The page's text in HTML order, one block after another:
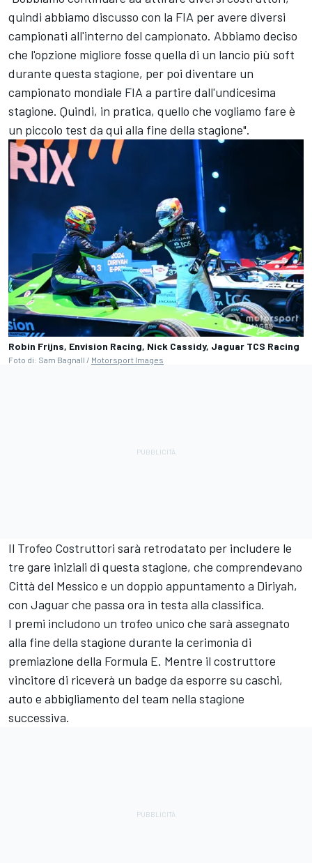
quindi abbiamo discusso con la FIA per avere diversi
campionati all'interno del campionato. Abbiamo deciso
che l'opzione migliore fosse quella di un lancio più soft
durante questa stagione, per poi diventare un
campionato mondiale FIA a partire dall'undicesima
stagione. Quindi, in pratica, quello che vogliamo fare è
un piccolo test da qui alla fine della stagione".
Robin Frijns, Envision Racing, Nick Cassidy, Jaguar TCS Racing
Foto di: Sam Bagnall / Motorsport Images
Il Trofeo Costruttori sarà retrodatato per includere le
tre gare iniziali di questa stagione, che comprendevano
Città del Messico e un doppio appuntamento a Diriyah,
con Jaguar che passa ora in testa alla classifica.
I premi includono un trofeo unico che sarà assegnato
alla fine della stagione durante la cerimonia di
premiazione della Formula E. Mentre il costruttore
vincitore di riceverà un badge da esporre su caschi,
auto e abbigliamento del team nella stagione
successiva.